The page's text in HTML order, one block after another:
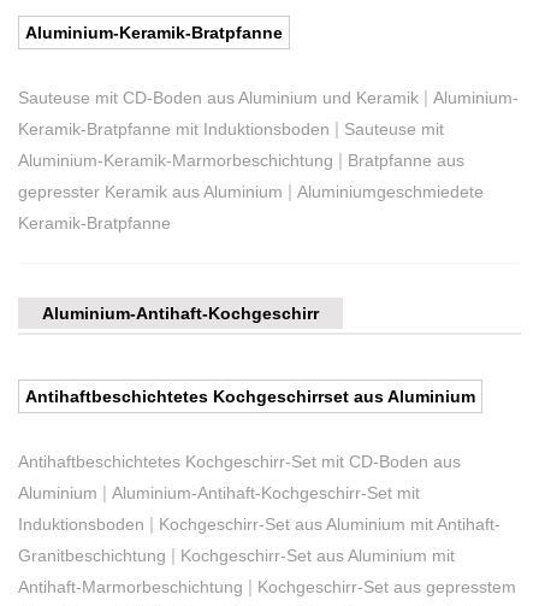
Aluminium-Keramik-Bratpfanne
Sauteuse mit CD-Boden aus Aluminium und Keramik | Aluminium-
Keramik-Bratpfanne mit Induktionsboden | Sauteuse mit
Aluminium-Keramik-Marmorbeschichtung | Bratpfanne aus
gepresster Keramik aus Aluminium | Aluminiumgeschmiedete
Keramik-Bratpfanne
Aluminium-Antihaft-Kochgeschirr
Antihaftbeschichtetes Kochgeschirrset aus Aluminium
Antihaftbeschichtetes Kochgeschirr-Set mit CD-Boden aus
Aluminium | Aluminium-Antihaft-Kochgeschirr-Set mit
Induktionsboden | Kochgeschirr-Set aus Aluminium mit Antihaft-
Granitbeschichtung | Kochgeschirr-Set aus Aluminium mit
Antihaft-Marmorbeschichtung | Kochgeschirr-Set aus gepresstem